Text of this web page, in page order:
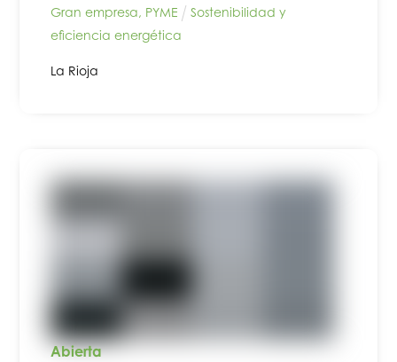
Gran empresa, PYME
Sostenibilidad y
eficiencia energética
La Rioja
Abierta